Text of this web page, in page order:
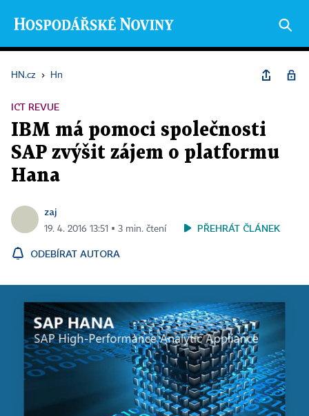
HN.cz › Hn
ICT REVUE
IBM má pomoci společnosti
SAP zvýšit zájem o platformu
Hana
zaj
19. 4. 2016 13:51 ▪ 3 min. čtení PŘEHRÁT ČLÁNEK
ODEBÍRAT AUTORA